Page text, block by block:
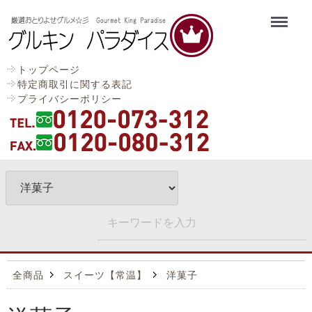
トップページ
特定商取引に関する表記
プライバシーポリシー
全商品 スイーツ【常温】 洋菓子